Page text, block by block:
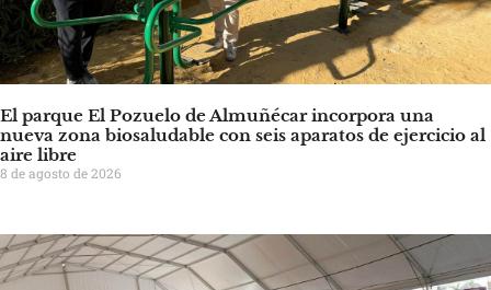
El parque El Pozuelo de Almuñécar incorpora una
nueva zona biosaludable con seis aparatos de ejercicio al
aire libre
8 de agosto de 2026